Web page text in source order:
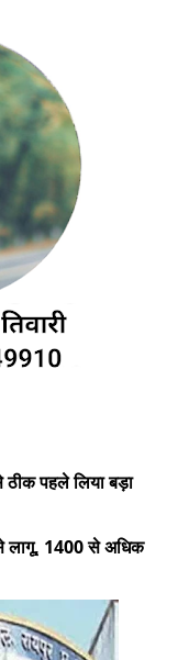
ठीक पहले लिया बड़ा
लागू, 1400 से अधिक